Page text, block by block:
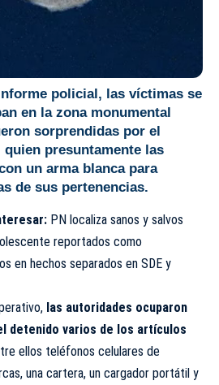
policial, las víctimas se
en la zona monumental
sorprendidas por el
presuntamente las
un arma blanca para
de sus pertenencias.
PN localiza sanos y salvos
reportados como
en hechos separados en SDE y
las autoridades ocuparon
detenido varios de los artículos
ellos teléfonos celulares de
una cartera, un cargador portátil y